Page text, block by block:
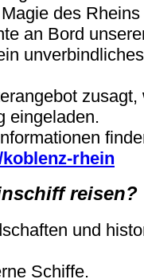
des
an Bord
eingeladen.
rhein
reisen?
und
Schiffe.